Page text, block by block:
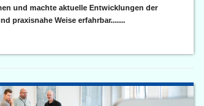
und machte aktuelle Entwicklungen der
praxisnahe Weise erfahrbar.......